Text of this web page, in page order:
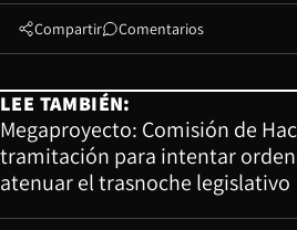
Compartir Comentarios
LEE TAMBIÉN:
Megaproyecto: Comisión de
tramitación para intentar
atenuar el trasnoche legislativo